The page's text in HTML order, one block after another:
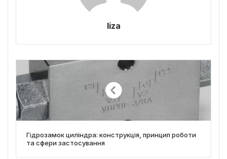
liza
Гідрозамок циліндра: конструкція, принцип роботи
та сфери застосування